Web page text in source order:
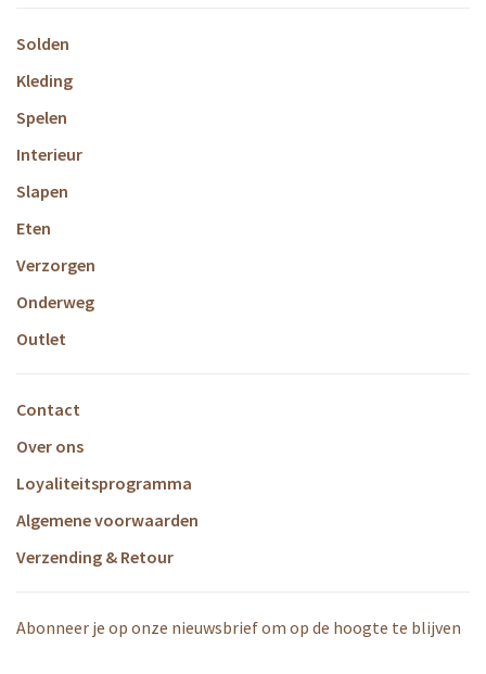
Solden
Kleding
Spelen
Interieur
Slapen
Eten
Verzorgen
Onderweg
Outlet
Contact
Over ons
Loyaliteitsprogramma
Algemene voorwaarden
Verzending & Retour
Abonneer je op onze nieuwsbrief om op de hoogte te blijven